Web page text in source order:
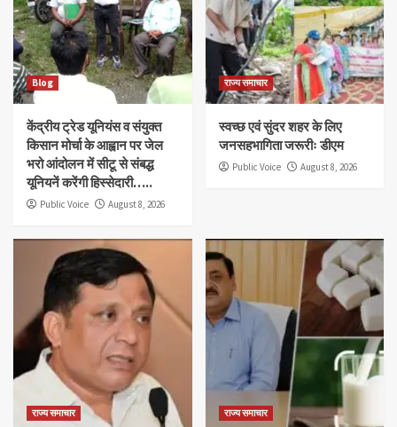
Blog
केंद्रीय ट्रेड यूनियंस व संयुक्त
किसान मोर्चा के आह्वान पर जेल
भरो आंदोलन में सीटू से संबद्ध
यूनियनें करेंगी हिस्सेदारी…..
Public Voice August 8, 2026
राज्य समाचार
स्वच्छ एवं सुंदर शहर के लिए
जनसहभागिता जरूरीः डीएम
Public Voice August 8, 2026
राज्य समाचार राज्य समाचार